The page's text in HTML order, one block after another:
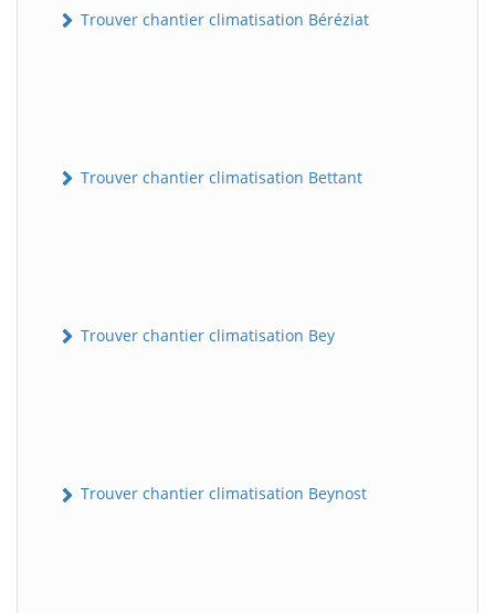
Trouver chantier climatisation Béréziat
Trouver chantier climatisation Bettant
Trouver chantier climatisation Bey
Trouver chantier climatisation Beynost